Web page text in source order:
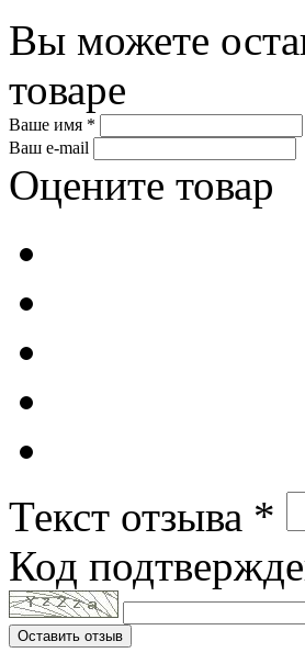
Вы можете
товаре
Ваше имя *
Ваш e-mail
Оцените товар
Текст отзыва *
Код
Оставить отзыв